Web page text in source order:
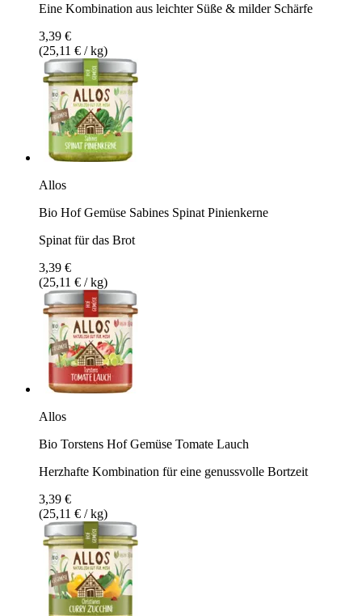
Eine Kombination aus leichter Süße & milder Schärfe
3,39 €
(25,11 € / kg)
Allos
Bio Hof Gemüse Sabines Spinat Pinienkerne
Spinat für das Brot
3,39 €
(25,11 € / kg)
Allos
Bio Torstens Hof Gemüse Tomate Lauch
Herzhafte Kombination für eine genussvolle Bortzeit
3,39 €
(25,11 € / kg)